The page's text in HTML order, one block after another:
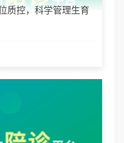
质控，科学管理生育